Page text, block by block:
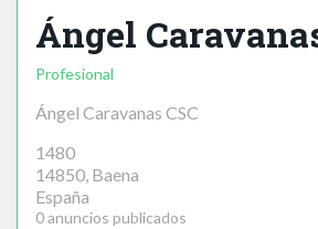
Ángel
Profesional
Ángel Caravanas CSC
1480
14850, Baena
España
0 anuncios publicados